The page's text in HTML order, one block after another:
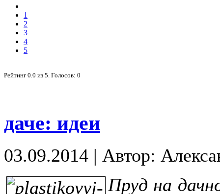
1
2
3
4
5
Рейтинг 0.0 из 5. Голосов: 0
даче: идеи
03.09.2014 | Автор:
Пруд на